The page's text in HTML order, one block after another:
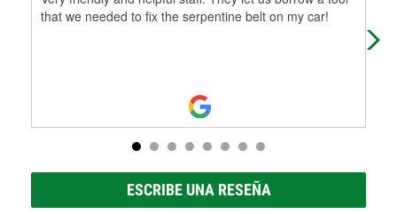
that we needed to fix the serpentine belt on my car!
ESCRIBE UNA RESEÑA